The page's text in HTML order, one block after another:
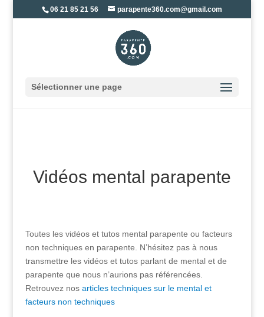
06 21 85 21 56 parapente360.com@gmail.com
Sélectionner une page
Vidéos mental parapente
Toutes les vidéos et tutos mental parapente ou facteurs
non techniques en parapente. N’hésitez pas à nous
transmettre les vidéos et tutos parlant de mental et de
parapente que nous n’aurions pas référencées.
Retrouvez nos articles techniques sur le mental et
facteurs non techniques